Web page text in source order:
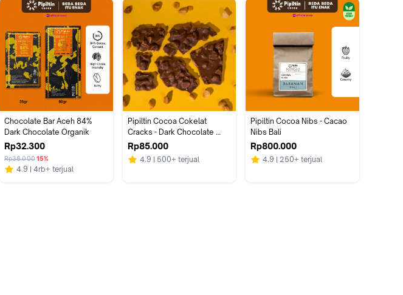
Chocolate Bar Aceh 84%
Dark Chocolate Organik
Rp32.300
Rp38.00015%
4.9 4rb+ terjual
Pipiltin Cocoa Cokelat
Cracks - Dark Chocolate
Macadamia Nut
Rp85.000
4.9 500+ terjual
Pipiltin Cocoa Nibs - Cacao
Nibs Bali
Rp800.000
4.9 250+ terjual